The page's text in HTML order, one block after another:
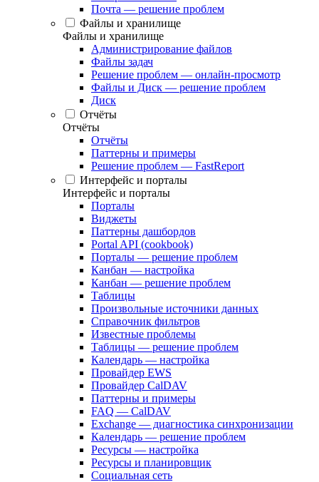
Почта — решение проблем
Файлы и хранилище
Файлы и хранилище
Администрирование файлов
Файлы задач
Решение проблем — онлайн-просмотр
Файлы и Диск — решение проблем
Диск
Отчёты
Отчёты
Отчёты
Паттерны и примеры
Решение проблем — FastReport
Интерфейс и порталы
Интерфейс и порталы
Порталы
Виджеты
Паттерны дашбордов
Portal API (cookbook)
Порталы — решение проблем
Канбан — настройка
Канбан — решение проблем
Таблицы
Произвольные источники данных
Справочник фильтров
Известные проблемы
Таблицы — решение проблем
Календарь — настройка
Провайдер EWS
Провайдер CalDAV
Паттерны и примеры
FAQ — CalDAV
Exchange — диагностика синхронизации
Календарь — решение проблем
Ресурсы — настройка
Ресурсы и планировщик
Социальная сеть